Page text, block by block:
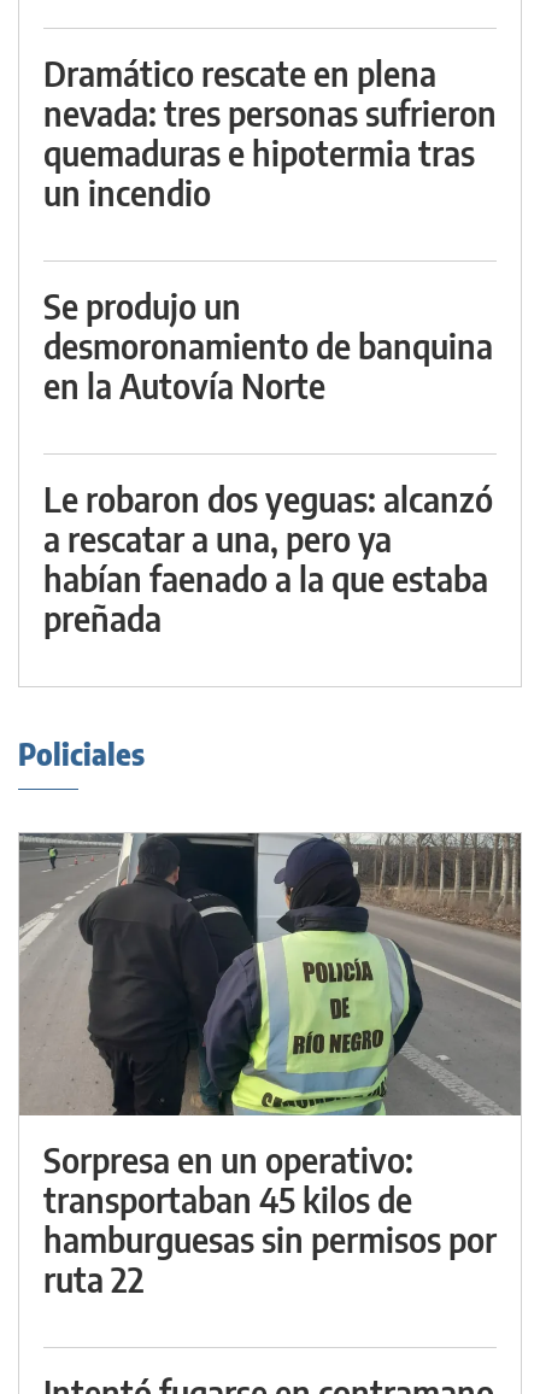
Dramático rescate en plena
nevada: tres personas sufrieron
quemaduras e hipotermia tras
un incendio
Se produjo un
desmoronamiento de banquina
en la Autovía Norte
Le robaron dos yeguas: alcanzó
a rescatar a una, pero ya
habían faenado a la que estaba
preñada
Policiales
Sorpresa en un operativo:
transportaban 45 kilos de
hamburguesas sin permisos por
ruta 22